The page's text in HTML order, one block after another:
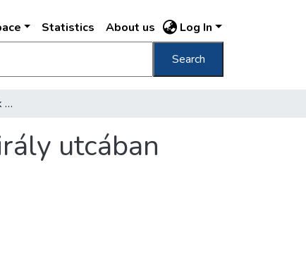
Statistics About us Log In
Search
A legunalmasabb könyvek gyűjteménye a Király utcában
utcában